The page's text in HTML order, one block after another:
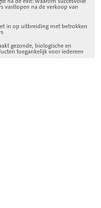
vastlopen na de verkoop van
in op uitbreiding met betrokken
gezonde, biologische en
toegankelijk voor iedereen